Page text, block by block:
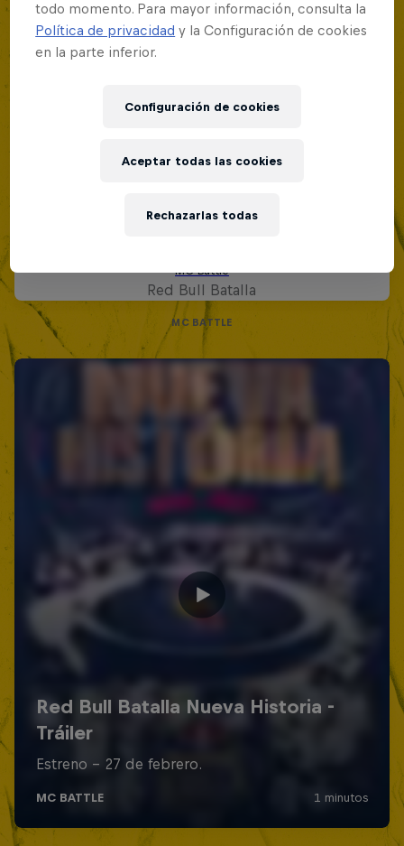
Red Bull Batalla
MC BATTLE
todo momento. Para mayor información, consulta la
Política de privacidad y la Configuración de cookies
en la parte inferior.
Configuración de cookies
Rechazarlas todas
Aceptar todas las cookies